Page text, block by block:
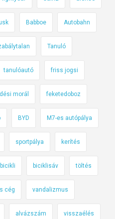
Babboe Autobahn
Tanuló
tanulóautó friss jogsi
morál feketedoboz
BYD M7-es autópálya
sportpálya kerítés
biciklisáv töltés
cég vandalizmus
alvázszám visszaélés